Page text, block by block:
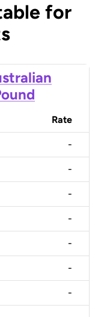
for
Rate
-
-
-
-
-
-
-